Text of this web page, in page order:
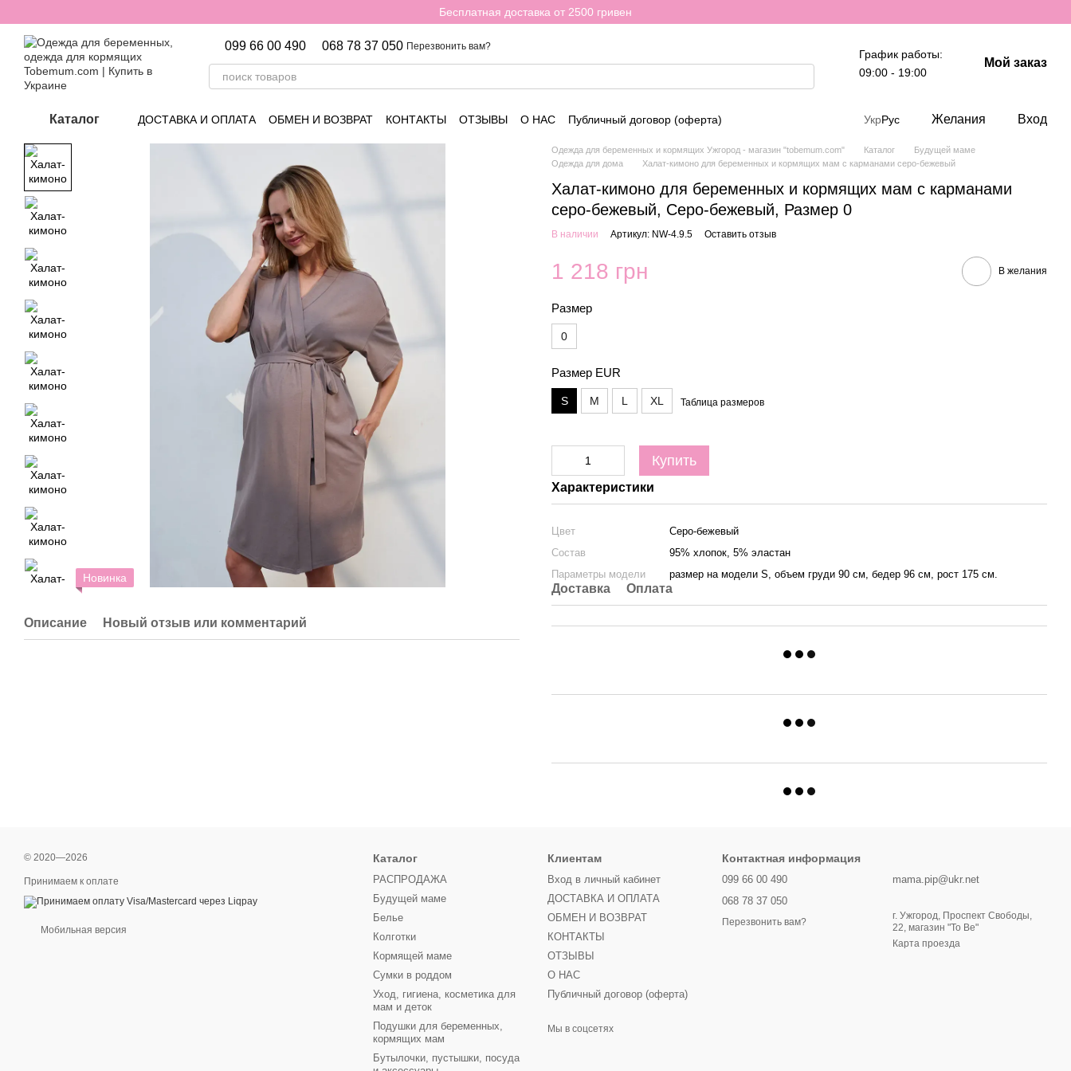
Бесплатная доставка от 2500 гривен
099 66 00 490 068 78 37 050 Перезвонить вам?
График работы:
09:00 - 19:00
Мой заказ
Каталог ДОСТАВКА И ОПЛАТА ОБМЕН И ВОЗВРАТ КОНТАКТЫ ОТЗЫВЫ О НАС Публичный договор (оферта) УкрРус Желания Вход
Новинка
Описание Новый отзыв или комментарий
Одежда для беременных и кормящих Ужгород - магазин "tobemum.com" Каталог
Будущей маме
Одежда для дома
Халат-кимоно для беременных и кормящих мам с карманами серо-бежевый
Халат-кимоно для беременных и кормящих мам с карманами
серо-бежевый, Серо-бежевый, Размер 0
В наличии Артикул: NW-4.9.5 Оставить отзыв
1 218 грн В желания
Размер
0
Размер EUR
S M L XL Таблица размеров
Купить
Характеристики
Цвет
Серо-бежевый
Состав
95% хлопок, 5% эластан
Параметры модели
размер на модели S, объем груди 90 см, бедер 96 см, рост 175 см.
Доставка Оплата
© 2020—2026
Принимаем к оплате
Мобильная версия
Каталог
РАСПРОДАЖА
Будущей маме
Белье
Колготки
Кормящей маме
Сумки в роддом
Уход, гигиена, косметика для
мам и деток
Подушки для беременных,
кормящих мам
Бутылочки, пустышки, посуда
Клиентам
Вход в личный кабинет
ДОСТАВКА И ОПЛАТА
ОБМЕН И ВОЗВРАТ
КОНТАКТЫ
ОТЗЫВЫ
О НАС
Публичный договор (оферта)
Мы в соцсетях
Контактная информация
099 66 00 490
068 78 37 050
Перезвонить вам?
mama.pip@ukr.net
г. Ужгород, Проспект Свободы,
22, магазин "To Be"
Карта проезда